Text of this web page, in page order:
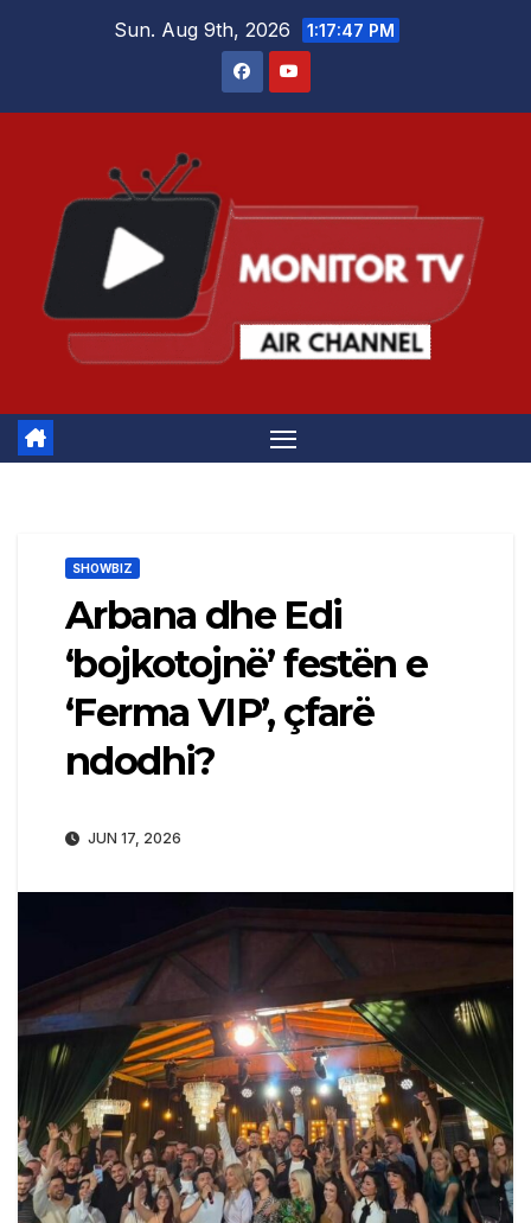
Sun. Aug 9th, 2026 1:17:48 PM
SHOWBIZ
Arbana dhe Edi
‘bojkotojnë’ festën e
‘Ferma VIP’, çfarë
ndodhi?
JUN 17, 2026